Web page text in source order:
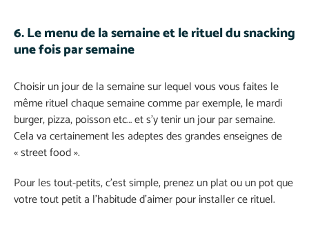
6. Le menu de la semaine et le rituel du snacking
une fois par semaine
Choisir un jour de la semaine sur lequel vous vous faites le
même rituel chaque semaine comme par exemple, le mardi
burger, pizza, poisson etc… et s’y tenir un jour par semaine.
Cela va certainement les adeptes des grandes enseignes de
« street food ».
Pour les tout-petits, c’est simple, prenez un plat ou un pot que
votre tout petit a l’habitude d’aimer pour installer ce rituel.